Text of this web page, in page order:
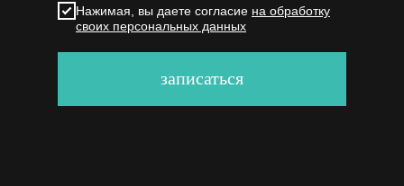
Нажимая, вы даете согласие на обработку
своих персональных данных
записаться